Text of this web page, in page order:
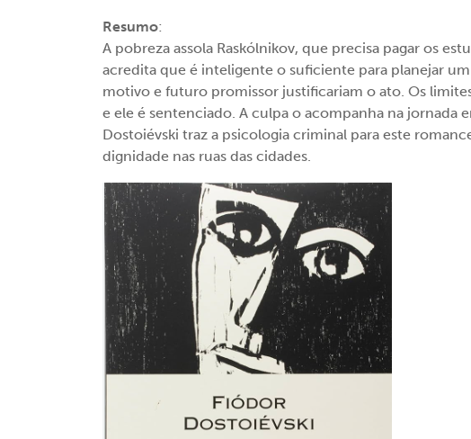
Resumo:
A pobreza assola Raskólnikov, que precisa pagar os
acredita que é inteligente o suficiente para planejar
motivo e futuro promissor justificariam o ato. Os
e ele é sentenciado. A culpa o acompanha na jornada
Dostoiévski traz a psicologia criminal para este
dignidade nas ruas das cidades.